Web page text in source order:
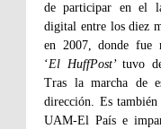
de participar en el
digital entre los diez
en 2007, donde fue
‘El HuffPost’ tuvo
Tras la marcha de
dirección. Es
UAM-El País e